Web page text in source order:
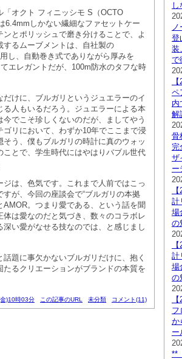
オクト フィニッシモ S（OCTO
6.4mmしかない繊細なファセットケー
とポリッシュで磨き分けることで、よ
するムーブメントは、自社製の
し、自動巻き式でありながら厚みを
エレガントだが、100m防水のタフな時
けに、ブルガリというジュエラーのイ
人もいるだろう。ジュエラーによる本
でこそ珍しくないのだが、ましてやう
リにおいて、わずか10年でここまで浸
う、僕もブルガリの時計に真のウォッ
とで、学生時代にはやはりバブル世代
ジは、色気です。これまで人前ではこっ
が、今回の座談会で“ブルガリの本拠
。つまり愛である、という話を聞
は愛なのだと気づき、数々のコラボレ
い愛がなせる技なのでは、と感じまし
題に事欠かないブルガリだけに、抱く
るクリエーションがブランドの本質を
)10時03分 この記事のURL 未分類 コメント(11)
し
登
装
で
ペ
内
解
骨
完
ザ
ー
計
場
の
計
場
の
フ
か
ー
**